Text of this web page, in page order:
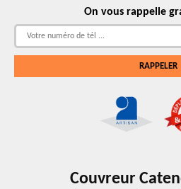
On vous rappelle
Couvreur